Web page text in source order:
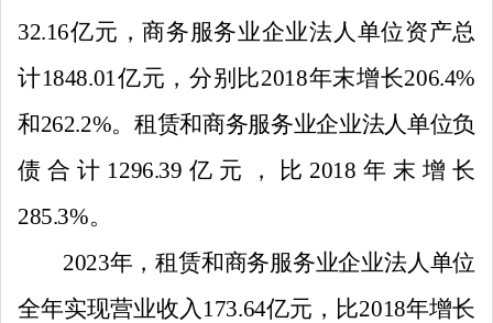
32.16亿元，商务服务业企业法人单位资产总
计1848.01亿元，分别比2018年末增长206.4%
和262.2%。租赁和商务服务业企业法人单位负
债合计 1296.39 亿 元，比 2018 年末增长
285.3%。
2023年，租赁和商务服务业企业法人单位
全年实现营业收入 173.64亿元，比2018年增长